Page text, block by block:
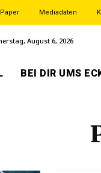
Paper Mediadaten
August 6, 2026
BEI DIR UMS